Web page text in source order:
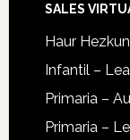
SALES
Haur
Infantil –
Primaria –
Primaria –